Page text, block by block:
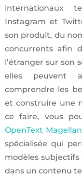
internationaux
Instagram et
son produit, du
concurrents afin
l’étranger sur son
elles peuvent
comprendre les
et construire une
ce faire, vous
OpenText Magellan
spécialisée qui
modèles
dans un contenu